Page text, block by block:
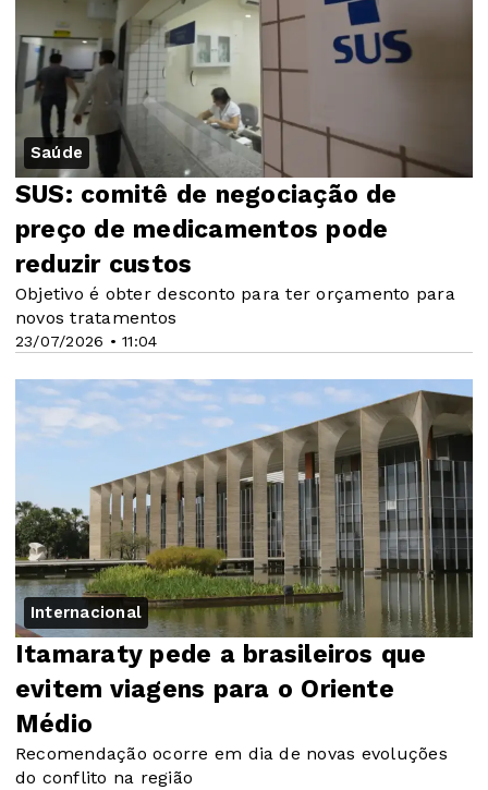
Saúde
23/07/2026 • 11:04
SUS: comitê de negociação de
preço de medicamentos pode
reduzir custos
Objetivo é obter desconto para ter orçamento para
novos tratamentos
Internacional
Itamaraty pede a brasileiros que
evitem viagens para o Oriente
Médio
Recomendação ocorre em dia de novas evoluções
do conflito na região